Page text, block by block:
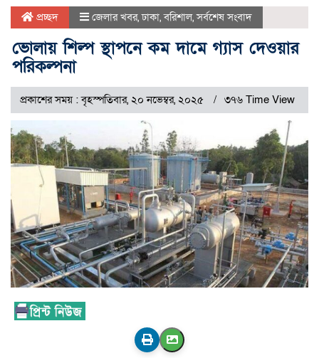
প্রচ্ছদ জেলার খবর,ঢাকা,বরিশাল,সর্বশেষ সংবাদ
ভোলায় শিল্প স্থাপনে কম দামে গ্যাস দেওয়ার
পরিকল্পনা
প্রকাশের সময় : বৃহস্পতিবার, ২০ নভেম্বর, ২০২৫ ৩৭৬ Time View